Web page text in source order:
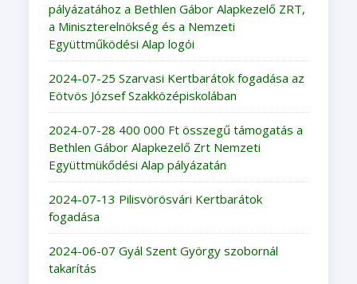
pályázatához a Bethlen Gábor Alapkezelő ZRT,
a Miniszterelnökség és a Nemzeti
Együttműködési Alap logói
2024-07-25 Szarvasi Kertbarátok fogadása az
Eötvös József Szakközépiskolában
2024-07-28 400 000 Ft összegű támogatás a
Bethlen Gábor Alapkezelő Zrt Nemzeti
Együttmükődési Alap pályázatán
2024-07-13 Pilisvörösvári Kertbarátok
fogadása
2024-06-07 Gyál Szent György szobornál
takarítás